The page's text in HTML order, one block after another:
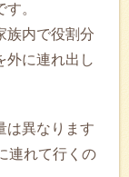
す。
族内で役割分
外に連れ出し
は異なります
連れて行くの